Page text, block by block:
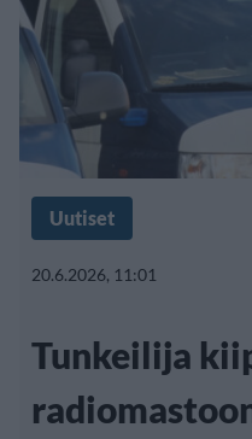
Uutiset
20.6.2026, 11:01
Tunkeilija